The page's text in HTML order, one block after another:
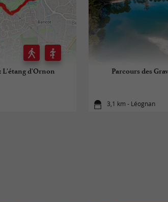
L'étang d'Ornon Parcours des
3,1 km - Léognan